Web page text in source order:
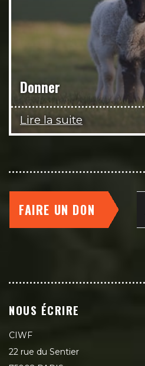
Donner
Lire la suite
FAIRE UN DON
NOUS ÉCRIRE
CIWF
22 rue du Sentier